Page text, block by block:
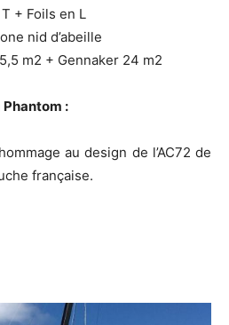
+ Foils en L
nid d’abeille
m2 + Gennaker 24 m2
:
au design de l’AC72 de
française.